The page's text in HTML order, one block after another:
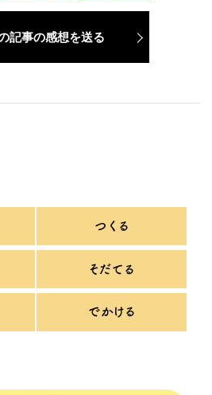
記事の感想を送る